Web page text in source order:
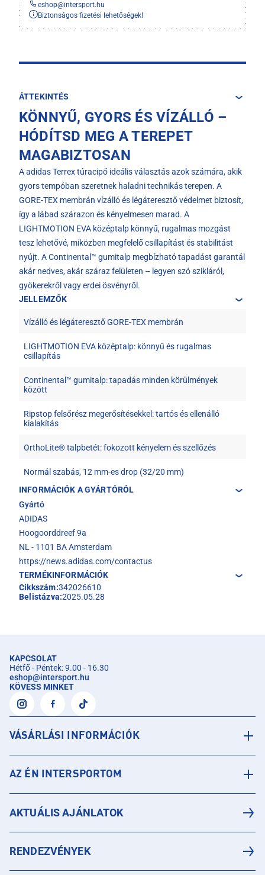
eshop@intersport.hu
Biztonságos fizetési lehetőségek!
ÁTTEKINTÉS
KÖNNYŰ, GYORS ÉS VÍZÁLLÓ –
HÓDÍTSD MEG A TEREPET
MAGABIZTOSAN
A adidas Terrex túracipő ideális választás azok számára, akik
gyors tempóban szeretnek haladni technikás terepen. A
GORE-TEX membrán vízálló és légáteresztő védelmet biztosít,
így a lábad szárazon és kényelmesen marad. A
LIGHTMOTION EVA középtalp könnyű, rugalmas mozgást
tesz lehetővé, miközben megfelelő csillapítást és stabilitást
nyújt. A Continental™ gumitalp megbízható tapadást garantál
akár nedves, akár száraz felületen – legyen szó szikláról,
gyökerekről vagy erdei ösvényről.
JELLEMZŐK
Vízálló és légáteresztő GORE-TEX membrán
LIGHTMOTION EVA középtalp: könnyű és rugalmas
csillapítás
Continental™ gumitalp: tapadás minden körülmények
között
Ripstop felsőrész megerősítésekkel: tartós és ellenálló
kialakítás
OrthoLite® talpbetét: fokozott kényelem és szellőzés
Normál szabás, 12 mm-es drop (32/20 mm)
INFORMÁCIÓK A GYÁRTÓRÓL
Gyártó
ADIDAS
Hoogoorddreef 9a
NL - 1101 BA Amsterdam
https://news.adidas.com/contactus
TERMÉKINFORMÁCIÓK
Cikkszám:342026610
Belistázva:2025.05.28
KAPCSOLAT
Hétfő - Péntek: 9.00 - 16.30
eshop@intersport.hu
KÖVESS MINKET
VÁSÁRLÁSI INFORMÁCIÓK
AZ ÉN INTERSPORTOM
AKTUÁLIS AJÁNLATOK
RENDEZVÉNYEK